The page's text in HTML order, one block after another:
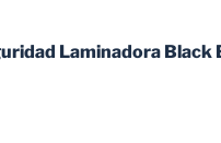
Laminadora